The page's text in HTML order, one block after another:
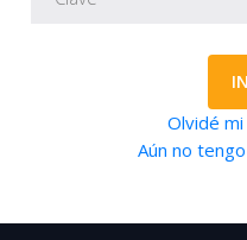
Olvidé
Aún no